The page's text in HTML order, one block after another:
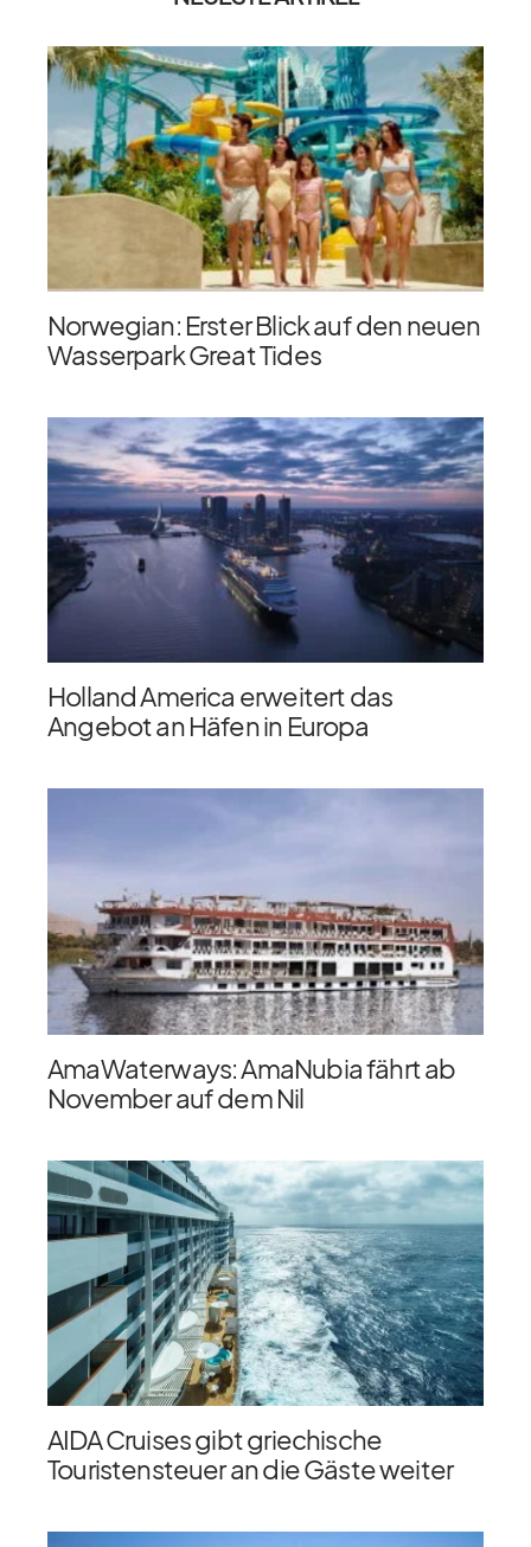
Norwegian: Erster Blick auf den neuen
Wasserpark Great Tides
Holland America erweitert das
Angebot an Häfen in Europa
AmaWaterways: AmaNubia fährt ab
November auf dem Nil
AIDA Cruises gibt griechische
Touristensteuer an die Gäste weiter